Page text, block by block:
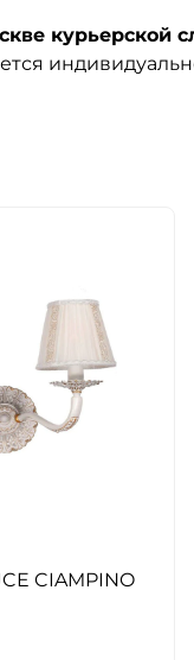
курьерской
CIAMPINO